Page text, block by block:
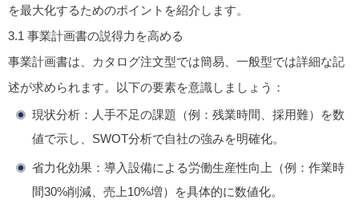
を最大化するためのポイントを紹介します。
3.1 事業計画書の説得力を高める
事業計画書は、カタログ注文型では簡易、一般型では詳細な記
述が求められます。以下の要素を意識しましょう：
現状分析 ：人手不足の課題（例：残業時間、採用難）を数
値で示し、SWOT分析で自社の強みを明確化。
省力化効果 ：導入設備による労働生産性向上（例：作業時
間30%削減、売上10%増）を具体的に数値化。